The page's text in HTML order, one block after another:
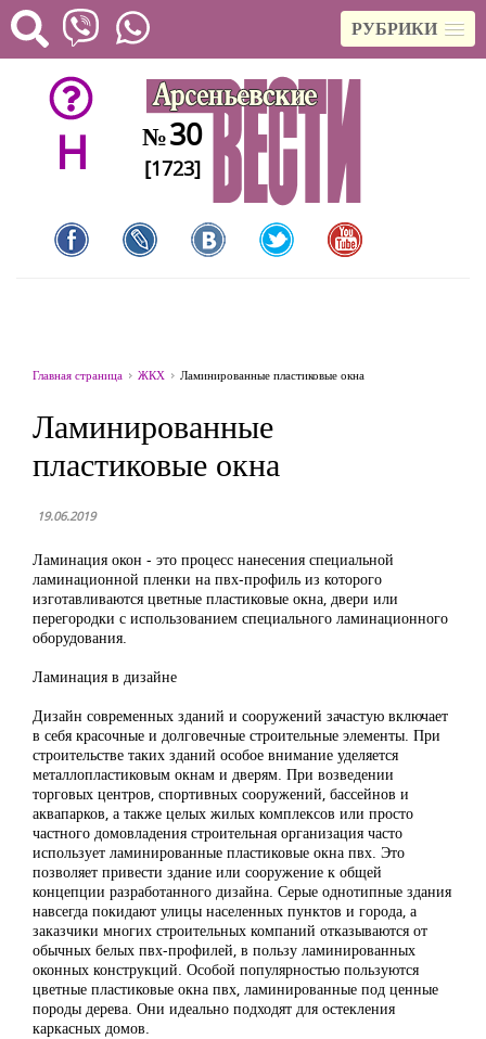
РУБРИКИ
H №30
[1723]
Главная страница ЖКХ Ламинированные пластиковые окна
Ламинированные
пластиковые окна
19.06.2019
Ламинация окон - это процесс нанесения специальной
ламинационной пленки на пвх-профиль из которого
изготавливаются цветные пластиковые окна, двери или
перегородки с использованием специального ламинационного
оборудования.
Ламинация в дизайне
Дизайн современных зданий и сооружений зачастую включает
в себя красочные и долговечные строительные элементы. При
строительстве таких зданий особое внимание уделяется
металлопластиковым окнам и дверям. При возведении
торговых центров, спортивных сооружений, бассейнов и
аквапарков, а также целых жилых комплексов или просто
частного домовладения строительная организация часто
использует ламинированные пластиковые окна пвх. Это
позволяет привести здание или сооружение к общей
концепции разработанного дизайна. Серые однотипные здания
навсегда покидают улицы населенных пунктов и города, а
заказчики многих строительных компаний отказываются от
обычных белых пвх-профилей, в пользу ламинированных
оконных конструкций. Особой популярностью пользуются
цветные пластиковые окна пвх, ламинированные под ценные
породы дерева. Они идеально подходят для остекления
каркасных домов.